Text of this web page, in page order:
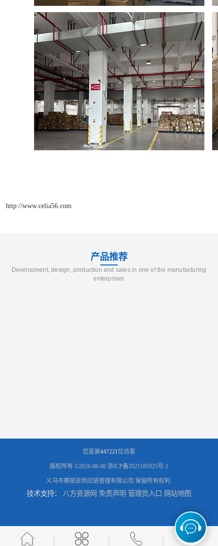
http://www.celia56.com
产品推荐
Development, design, production and sales in one of the manufacturing
enterprises
您是第447221位访客
版权所有 ©2026-08-08 浙ICP备2025185925号-1
义乌市赛丽亚供应链管理有限公司 保留所有权利.
技术支持： 八方资源网 免责声明 管理员入口 网站地图